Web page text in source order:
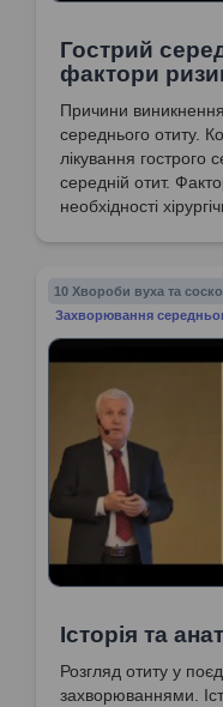
Гострий
фактори
Причини виникнення
середнього отиту.
лікування гострого
середній отит.
необхідності
10 Хвороби вуха та
Захворювання
Історія та
Розгляд отиту у
захворюваннями.